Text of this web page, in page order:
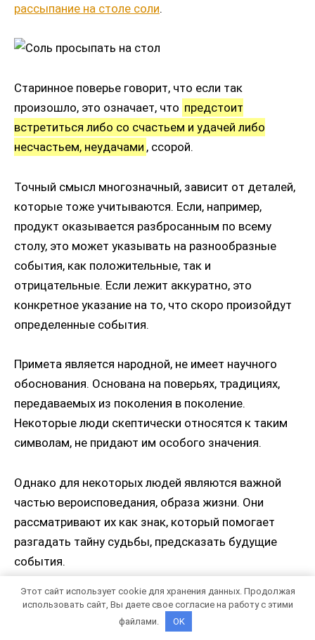
рассыпание на столе соли.
Старинное поверье говорит, что если так
произошло, это означает, что предстоит
встретиться либо со счастьем и удачей либо
несчастьем, неудачами , ссорой.
Точный смысл многозначный, зависит от деталей,
которые тоже учитываются. Если, например,
продукт оказывается разбросанным по всему
столу, это может указывать на разнообразные
события, как положительные, так и
отрицательные. Если лежит аккуратно, это
конкретное указание на то, что скоро произойдут
определенные события.
Примета является народной, не имеет научного
обоснования. Основана на поверьях, традициях,
передаваемых из поколения в поколение.
Некоторые люди скептически относятся к таким
символам, не придают им особого значения.
Однако для некоторых людей являются важной
частью вероисповедания, образа жизни. Они
рассматривают их как знак, который помогает
разгадать тайну судьбы, предсказать будущие
события.
Рассыпанная на стол соль указывает на скорую встречу либо со
Этот сайт использует cookie для хранения данных. Продолжая
использовать сайт, Вы даете свое согласие на работу с этими
файлами.
OK